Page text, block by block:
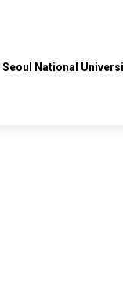
Seoul National